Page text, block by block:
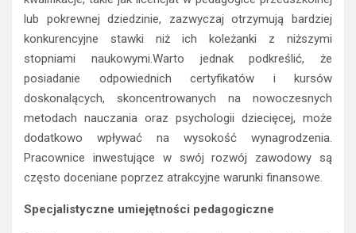
lub pokrewnej dziedzinie, zazwyczaj otrzymują bardziej
konkurencyjne stawki niż ich koleżanki z niższymi
stopniami naukowymi.Warto jednak podkreślić, że
posiadanie odpowiednich certyfikatów i kursów
doskonalących, skoncentrowanych na nowoczesnych
metodach nauczania oraz psychologii dziecięcej, może
dodatkowo wpływać na wysokość wynagrodzenia.
Pracownice inwestujące w swój rozwój zawodowy są
często doceniane poprzez atrakcyjne warunki finansowe.
Specjalistyczne umiejętności pedagogiczne